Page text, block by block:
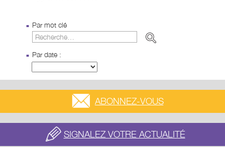
Par mot clé
Par date :
ABONNEZ-VOUS
SIGNALEZ VOTRE ACTUALITÉ